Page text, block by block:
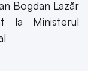
Bogdan Lazăr
la Ministerul